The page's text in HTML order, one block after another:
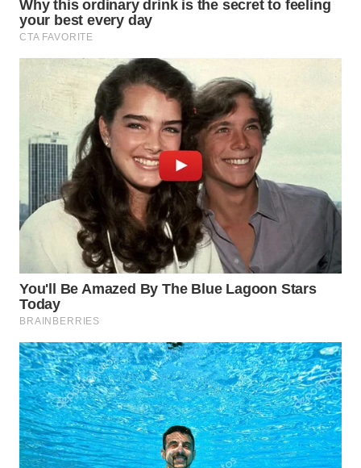
SERDANG
TEBING
TINGGI
WN
PAKPAK
WN
KARAWANG
BEKASI
WN
BOGOR
WN
DEPOK
WN
TAPANULI
UTARA